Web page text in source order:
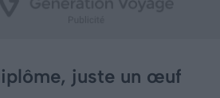
juste un œuf